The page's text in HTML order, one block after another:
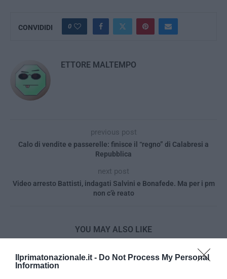
Ilprimatonazionale.it - Do Not Process My Personal
Information
CONVIDIDI 0
ETTORE MALTEMPO
previous post
Calo di vendite e passerelle: finisce il “regno” di Calabresi a
Repubblica
next post
Video arresto Battisti, indagati Salvini e Bonafede. Ma per i pm
non c’è reato
YOU MAY ALSO LIKE